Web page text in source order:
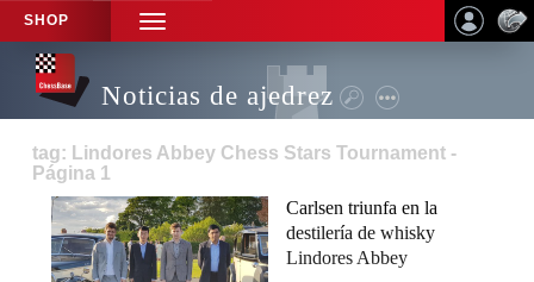
SHOP
TOGGLE
NAVIGATION
Noticias de ajedrez
tag: Lindores Abbey Chess Stars Tournament -
Página 1
Carlsen triunfa en la
destilería de whisky
Lindores Abbey